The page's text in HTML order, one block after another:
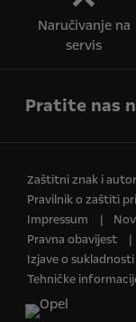
Naručivanje na
servis
Pratite nas
Zaštitni znak i
Pravilnik o zaštiti
Impressum
Pravna obavijest
Izjave o sukladnosti
Tehničke